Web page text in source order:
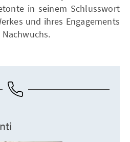
in seinem Schlusswort
und ihres Engagements